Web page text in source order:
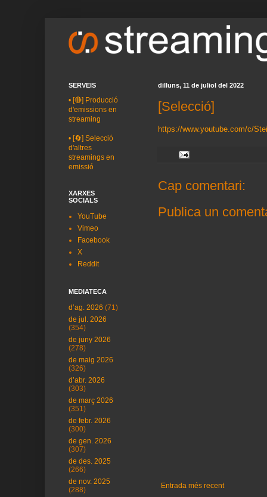
dilluns, 11 de juliol del 2022
[Selecció]
https://www.youtube.com/c/
Cap comentari:
Publica un
Entrada més recent
SERVEIS
• [🔴] Producció
d'emissions en
streaming
• [🔄] Selecció
d'altres
streamings en
emissió
XARXES
SOCIALS
YouTube
Vimeo
Facebook
X
Reddit
MEDIATECA
d’ag. 2026 (71)
de jul. 2026
(354)
de juny 2026
(278)
de maig 2026
(326)
d’abr. 2026
(303)
de març 2026
(351)
de febr. 2026
(300)
de gen. 2026
(307)
de des. 2025
(266)
de nov. 2025
(288)